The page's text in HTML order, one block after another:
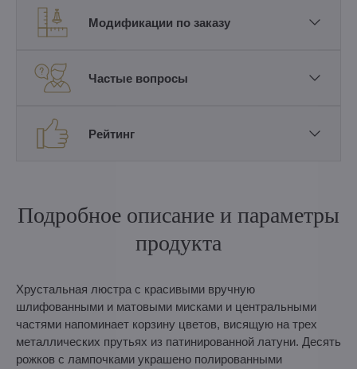
Модификации по заказу
Частые вопросы
Рейтинг
Подробное описание и параметры
продукта
Хрустальная люстра с красивыми вручную
шлифованными и матовыми мисками и центральными
частями напоминает корзину цветов, висящую на трех
металлических прутьях из патинированной латуни. Десять
рожков с лампочками украшено полированными